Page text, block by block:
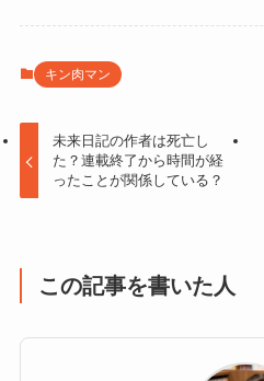
キン肉マン
未来日記の作者は死亡し
た？連載終了から時間が経
ったことが関係している？
この記事を書いた人